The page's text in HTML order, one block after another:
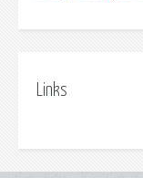
Links